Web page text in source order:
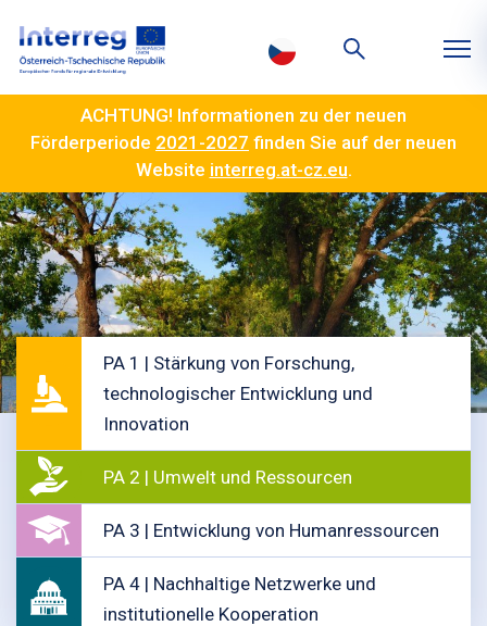
ACHTUNG! Informationen zu der neuen
Förderperiode 2021-2027 finden Sie auf der neuen
Website interreg.at-cz.eu.
PA 1 | Stärkung von Forschung,
technologischer Entwicklung und
Innovation
PA 2 | Umwelt und Ressourcen
PA 3 | Entwicklung von Humanressourcen
PA 4 | Nachhaltige Netzwerke und
institutionelle Kooperation